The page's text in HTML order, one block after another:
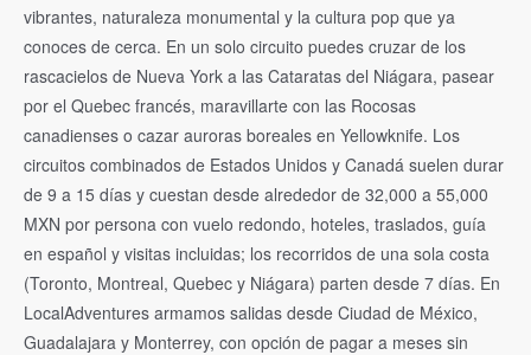
vibrantes, naturaleza monumental y la cultura pop que ya
conoces de cerca. En un solo circuito puedes cruzar de los
rascacielos de Nueva York a las Cataratas del Niágara, pasear
por el Quebec francés, maravillarte con las Rocosas
canadienses o cazar auroras boreales en Yellowknife. Los
circuitos combinados de Estados Unidos y Canadá suelen durar
de 9 a 15 días y cuestan desde alrededor de 32,000 a 55,000
MXN por persona con vuelo redondo, hoteles, traslados, guía
en español y visitas incluidas; los recorridos de una sola costa
(Toronto, Montreal, Quebec y Niágara) parten desde 7 días. En
LocalAdventures armamos salidas desde Ciudad de México,
Guadalajara y Monterrey, con opción de pagar a meses sin